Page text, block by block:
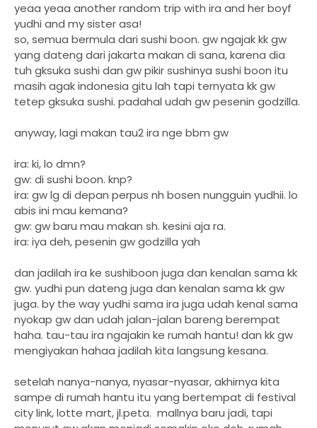
yeaa yeaa another random trip with ira and her boyf
yudhi and my sister asa!
so, semua bermula dari sushi boon. gw ngajak kk gw
yang dateng dari jakarta makan di sana, karena dia
tuh gksuka sushi dan gw pikir sushinya sushi boon itu
masih agak indonesia gitu lah tapi ternyata kk gw
tetep gksuka sushi. padahal udah gw pesenin godzilla.
anyway, lagi makan tau2 ira nge bbm gw
ira: ki, lo dmn?
gw: di sushi boon. knp?
ira: gw lg di depan perpus nh bosen nungguin yudhii. lo
abis ini mau kemana?
gw: gw baru mau makan sh. kesini aja ra.
ira: iya deh, pesenin gw godzilla yah
dan jadilah ira ke sushiboon juga dan kenalan sama kk
gw. yudhi pun dateng juga dan kenalan sama kk gw
juga. by the way yudhi sama ira juga udah kenal sama
nyokap gw dan udah jalan-jalan bareng berempat
haha. tau-tau ira ngajakin ke rumah hantu! dan kk gw
mengiyakan hahaa jadilah kita langsung kesana.
setelah nanya-nanya, nyasar-nyasar, akhirnya kita
sampe di rumah hantu itu yang bertempat di festival
city link, lotte mart, jl.peta. mallnya baru jadi, tapi